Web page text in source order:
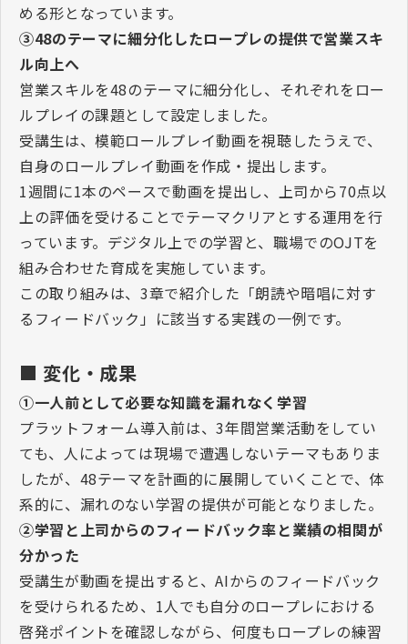
める形となっています。
③48のテーマに細分化したロープレの提供で営業スキ
ル向上へ
営業スキルを48のテーマに細分化し、それぞれをロー
ルプレイの課題として設定しました。
受講生は、模範ロールプレイ動画を視聴したうえで、
自身のロールプレイ動画を作成・提出します。
1週間に1本のペースで動画を提出し、上司から70点以
上の評価を受けることでテーマクリアとする運用を行
っています。デジタル上での学習と、職場でのOJTを
組み合わせた育成を実施しています。
この取り組みは、3章で紹介した「朗読や暗唱に対す
るフィードバック」に該当する実践の一例です。
■ 変化・成果
①一人前として必要な知識を漏れなく学習
プラットフォーム導入前は、3年間営業活動をしてい
ても、人によっては現場で遭遇しないテーマもありま
したが、 48テーマを計画的に展開していくことで、体
系的に、漏れのない学習の提供が可能となりました。
②学習と上司からのフィードバック率と業績の相関が
分かった
受講生が動画を提出すると、AIからのフィードバック
を受けられるため、 1人でも自分のロープレにおける
啓発ポイントを確認しながら、何度もロープレの練習